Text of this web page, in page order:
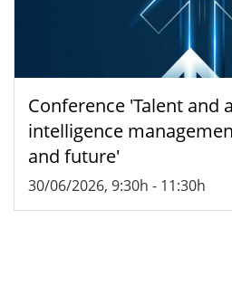
Conference 'Talent and
intelligence
and future'
30/06/2026, 9:30h - 11:30h